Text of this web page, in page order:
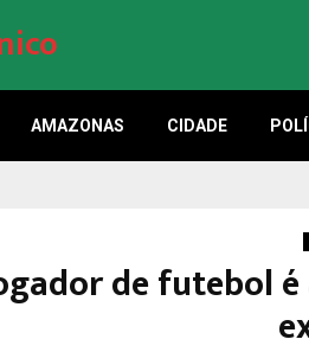
AMAZONAS CIDADE
de futebol